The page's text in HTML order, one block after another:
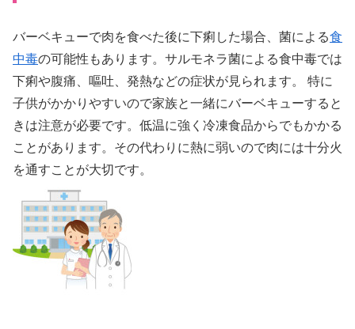
バーベキューで肉を食べた後に下痢した場合、菌による食
中毒の可能性もあります。サルモネラ菌による食中毒では
下痢や腹痛、嘔吐、発熱などの症状が見られます。 特に
子供がかかりやすいので家族と一緒にバーベキューすると
きは注意が必要です。低温に強く冷凍食品からでもかかる
ことがあります。その代わりに熱に弱いので肉には十分火
を通すことが大切です。